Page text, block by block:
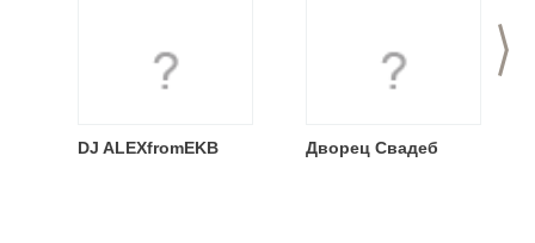
>
DJ ALEXfromEKB Дворец Свадеб